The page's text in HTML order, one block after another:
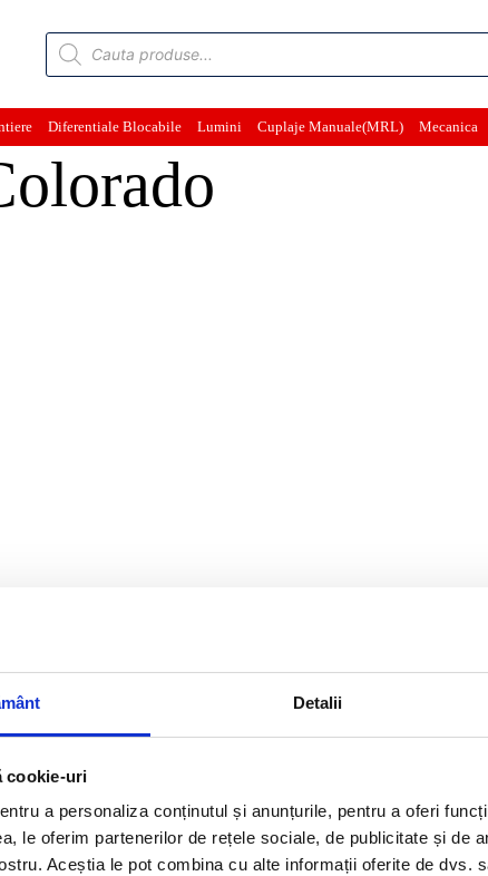
Detalii
cookie-uri
a personaliza conținutul și anunțurile, pentru a oferi
le oferim partenerilor de rețele sociale, de publicitate și de
Aceștia le pot combina cu alte informații oferite de dvs.
Products
search
Diferentiale Blocabile Lumini Cuplaje Manuale(MRL) Mecanica